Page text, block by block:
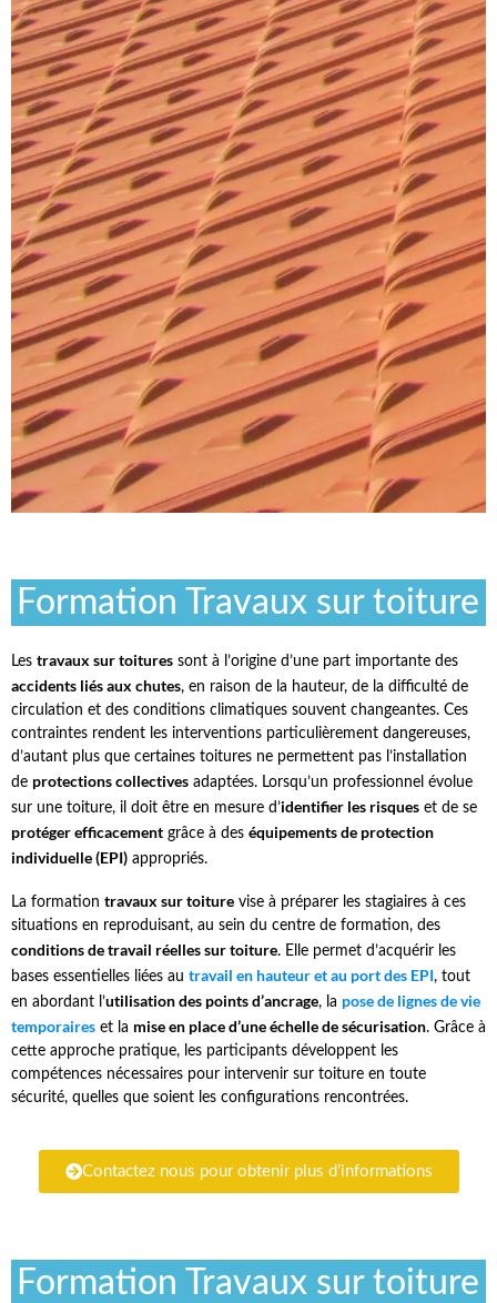
Formation Travaux sur toiture
Les travaux sur toitures sont à l’origine d’une part importante des
accidents liés aux chutes, en raison de la hauteur, de la difficulté de
circulation et des conditions climatiques souvent changeantes. Ces
contraintes rendent les interventions particulièrement dangereuses,
d’autant plus que certaines toitures ne permettent pas l’installation
de protections collectives adaptées. Lorsqu’un professionnel évolue
sur une toiture, il doit être en mesure d’identifier les risques et de se
protéger efficacement grâce à des équipements de protection
individuelle (EPI) appropriés.
La formation travaux sur toiture vise à préparer les stagiaires à ces
situations en reproduisant, au sein du centre de formation, des
conditions de travail réelles sur toiture. Elle permet d’acquérir les
bases essentielles liées au travail en hauteur et au port des EPI, tout
en abordant l’utilisation des points d’ancrage, la pose de lignes de vie
temporaires et la mise en place d’une échelle de sécurisation. Grâce à
cette approche pratique, les participants développent les
compétences nécessaires pour intervenir sur toiture en toute
sécurité, quelles que soient les configurations rencontrées.
Contactez nous pour obtenir plus d’informations
Formation Travaux sur toiture